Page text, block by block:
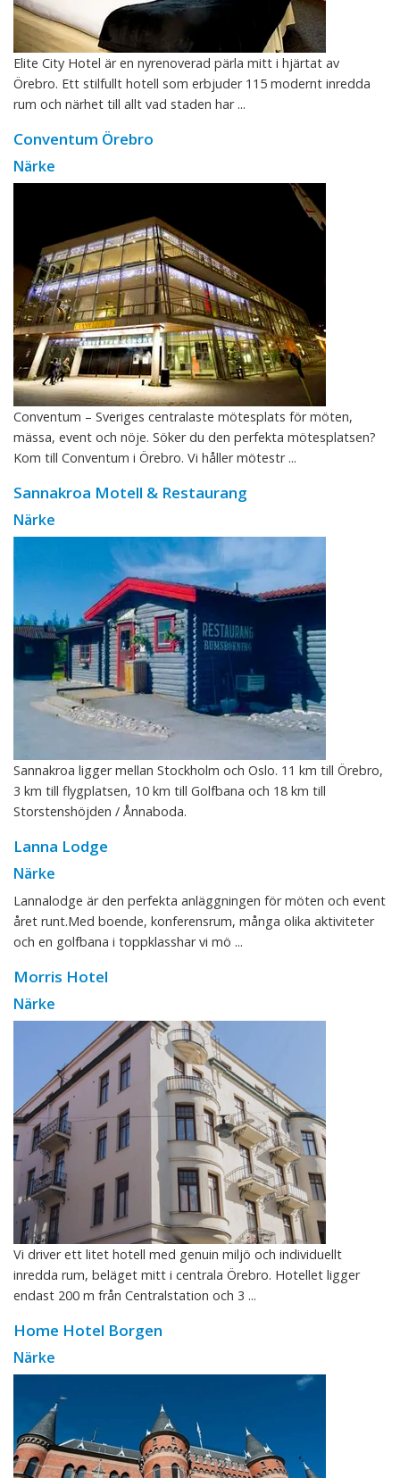
Elite City Hotel är en nyrenoverad pärla mitt i hjärtat av
Örebro. Ett stilfullt hotell som erbjuder 115 modernt inredda
rum och närhet till allt vad staden har ...
Conventum Örebro
Närke
Conventum – Sveriges centralaste mötesplats för möten,
mässa, event och nöje. Söker du den perfekta mötesplatsen?
Kom till Conventum i Örebro. Vi håller mötestr ...
Sannakroa Motell & Restaurang
Närke
Sannakroa ligger mellan Stockholm och Oslo. 11 km till Örebro,
3 km till flygplatsen, 10 km till Golfbana och 18 km till
Storstenshöjden / Ånnaboda.
Lanna Lodge
Närke
Lannalodge är den perfekta anläggningen för möten och event
året runt.Med boende, konferensrum, många olika aktiviteter
och en golfbana i toppklasshar vi mö ...
Morris Hotel
Närke
Vi driver ett litet hotell med genuin miljö och individuellt
inredda rum, beläget mitt i centrala Örebro. Hotellet ligger
endast 200 m från Centralstation och 3 ...
Home Hotel Borgen
Närke